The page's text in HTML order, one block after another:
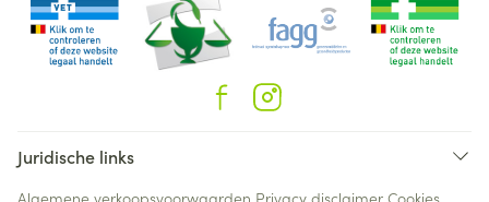
Juridische links
Algemene verkoopsvoorwaarden Privacy disclaimer Cookies